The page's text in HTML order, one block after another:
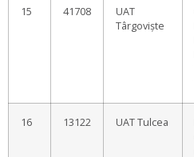
15 41708
UAT
Târgoviște
16 13122 UAT Tulcea